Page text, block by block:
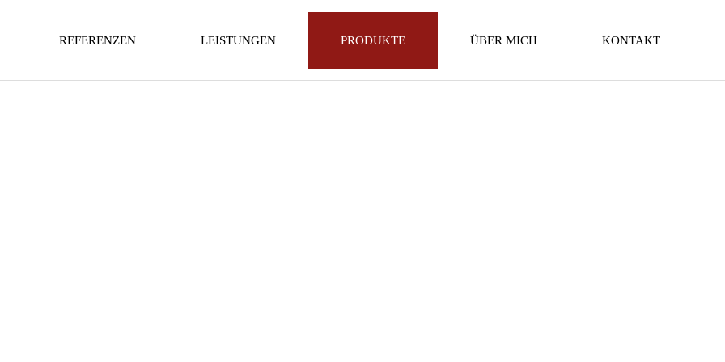
REFERENZEN LEISTUNGEN PRODUKTE ÜBER MICH KONTAKT